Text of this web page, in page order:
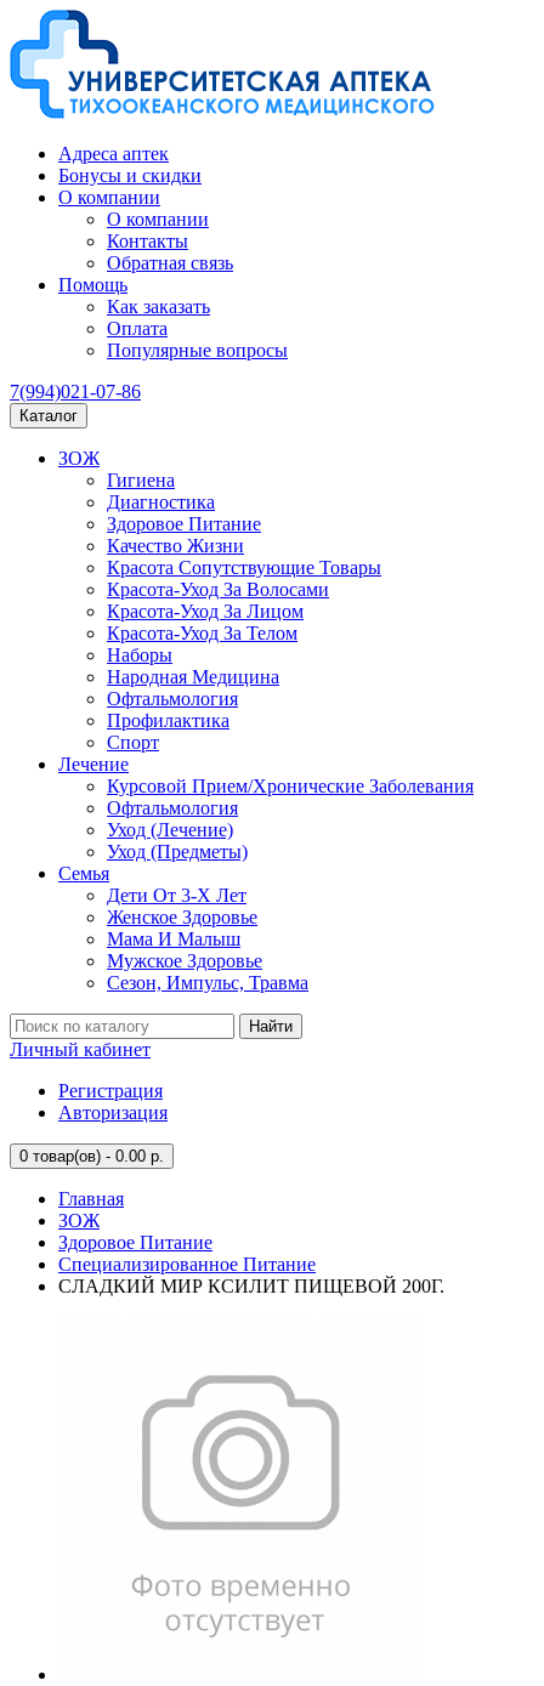
Адреса аптек
Бонусы и скидки
О компании
О компании
Контакты
Обратная связь
Помощь
Как заказать
Оплата
Популярные вопросы
7(994)021-07-86
Каталог
ЗОЖ
Гигиена
Диагностика
Здоровое Питание
Качество Жизни
Красота Сопутствующие Товары
Красота-Уход За Волосами
Красота-Уход За Лицом
Красота-Уход За Телом
Наборы
Народная Медицина
Офтальмология
Профилактика
Спорт
Лечение
Курсовой Прием/Хронические Заболевания
Офтальмология
Уход (Лечение)
Уход (Предметы)
Семья
Дети От 3-Х Лет
Женское Здоровье
Мама И Малыш
Мужское Здоровье
Сезон, Импульс, Травма
Найти
Личный кабинет
Регистрация
Авторизация
0 товар(ов) - 0.00 р.
Главная
ЗОЖ
Здоровое Питание
Специализированное Питание
СЛАДКИЙ МИР КСИЛИТ ПИЩЕВОЙ 200Г.